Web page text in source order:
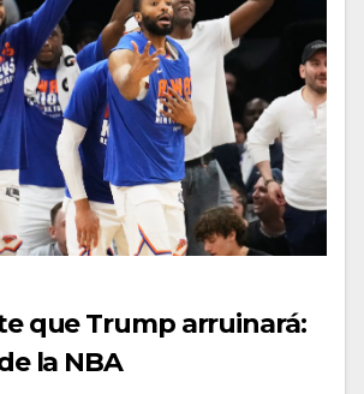
que Trump arruinará:
la NBA